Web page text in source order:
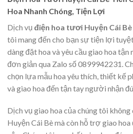
Hoa Nhanh Chóng, Tiện Lợi
Dịch vụ điện hoa tươi Huyện Cái
tôi mang đến cho bạn sự tiện lợi
dàng đặt hoa và yêu cầu giao hoa
đơn giản qua Zalo số 0899942231.
chọn lựa mẫu hoa yêu thích, thiết kế
và giao hoa đến tận tay người nhận
Dịch vụ giao hoa của chúng tôi
Huyện Cái Bè mà còn hỗ trợ giao